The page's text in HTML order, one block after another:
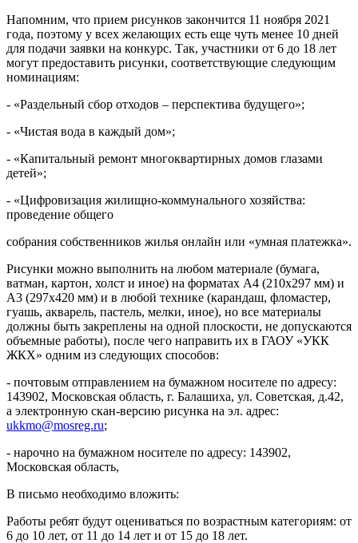
Напомним, что прием рисунков закончится 11 ноября 2021
года, поэтому у всех желающих есть еще чуть менее 10 дней
для подачи заявки на конкурс. Так, участники от 6 до 18 лет
могут предоставить рисунки, соответствующие следующим
номинациям:
- «Раздельный сбор отходов – перспектива будущего»;
- «Чистая вода в каждый дом»;
- «Капитальный ремонт многоквартирных домов глазами
детей»;
- «Цифровизация жилищно-коммунального хозяйства:
проведение общего
собрания собственников жилья онлайн или «умная платежка».
Рисунки можно выполнить на любом материале (бумага,
ватман, картон, холст и иное) на форматах А4 (210х297 мм) и
А3 (297х420 мм) и в любой технике (карандаш, фломастер,
гуашь, акварель, пастель, мелки, иное), но все материалы
должны быть закреплены на одной плоскости, не допускаются
объемные работы), после чего направить их в ГАОУ «УКК
ЖКХ» одним из следующих способов:
- почтовым отправлением на бумажном носителе по адресу:
143902, Московская область, г. Балашиха, ул. Советская, д.42,
а электронную скан-версию рисунка на эл. адрес:
ukkmo@mosreg.ru;
- нарочно на бумажном носителе по адресу: 143902,
Московская область,
В письмо необходимо вложить:
Работы ребят будут оцениваться по возрастным категориям: от
6 до 10 лет, от 11 до 14 лет и от 15 до 18 лет.